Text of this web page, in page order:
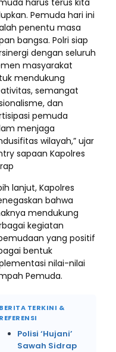
harus terus kita
Pemuda hari ini
penentu masa
bangsa. Polri siap
dengan seluruh
masyarakat
mendukung
semangat
dan
pemuda
menjaga
wilayah,” ujar
sapaan Kapolres
lanjut, Kapolres
bahwa
mendukung
kegiatan
yang positif
bentuk
nilai-nilai
Pemuda.
BERITA TERKINI &
REFERENSI
Polisi ‘Hujani’
Sawah Sidrap